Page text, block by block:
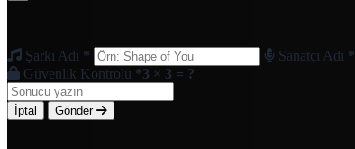
Şarkı Adı * Sanatçı Adı *
Güvenlik Kontrolü *3 × 3 = ?
İptal Gönder